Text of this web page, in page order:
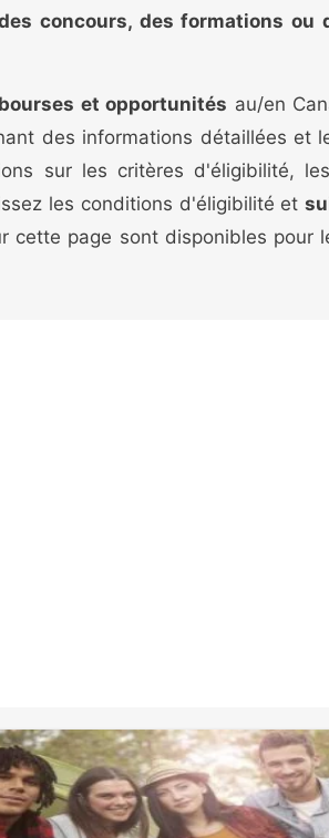
concours, des formations ou
et opportunités au/en
des informations détaillées et
sur les critères d'éligibilité,
les conditions d'éligibilité et
page sont disponibles